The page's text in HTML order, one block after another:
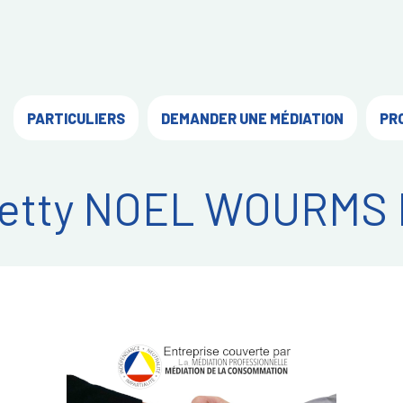
PARTICULIERS DEMANDER UNE MÉDIATION
NOEL WOURMS